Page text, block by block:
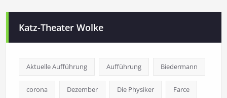
Katz-Theater Wolke
Aktuelle Aufführung Aufführung Biedermann
corona Dezember Die Physiker Farce